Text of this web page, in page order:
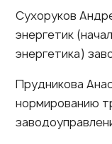
Сухоруков
энергетик
энергетика)
Прудникова
нормированию